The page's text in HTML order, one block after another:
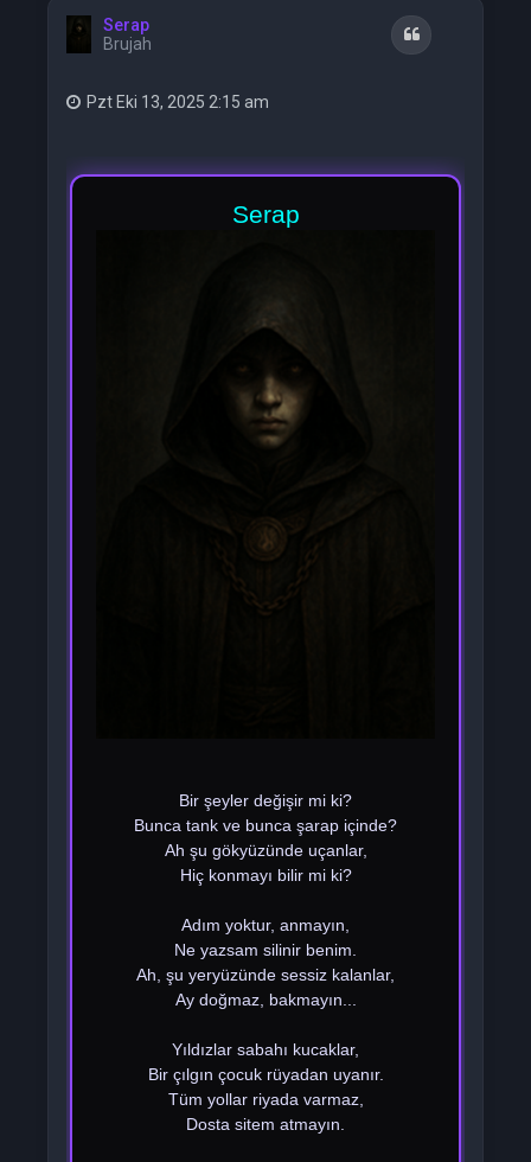
Serap
Brujah
Alıntı
Pzt Eki 13, 2025 2:15 am
Serap
Bir şeyler değişir mi ki?
Bunca tank ve bunca şarap içinde?
Ah şu gökyüzünde uçanlar,
Hiç konmayı bilir mi ki?
Adım yoktur, anmayın,
Ne yazsam silinir benim.
Ah, şu yeryüzünde sessiz kalanlar,
Ay doğmaz, bakmayın...
Yıldızlar sabahı kucaklar,
Bir çılgın çocuk rüyadan uyanır.
Tüm yollar riyada varmaz,
Dosta sitem atmayın.